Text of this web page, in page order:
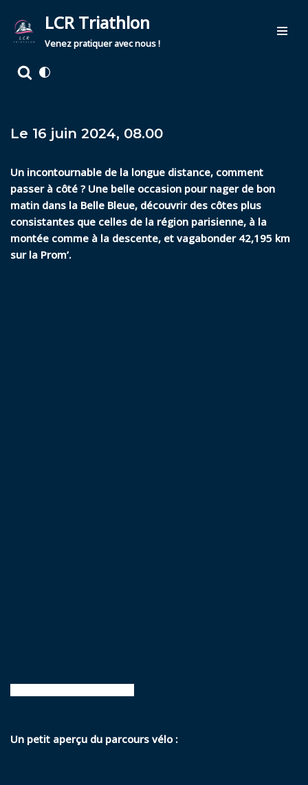
Aller
contenu
LCR Triathlon
Venez pratiquer avec nous !
Le 16 juin 2024, 08.00
Un incontournable de la longue distance, comment
passer à côté ? Une belle occasion pour nager de bon
matin dans la Belle Bleue, découvrir des côtes plus
consistantes que celles de la région parisienne, à la
montée comme à la descente, et vagabonder 42,195 km
sur la Prom’.
Un petit aperçu du parcours vélo :